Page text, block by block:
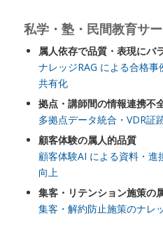
私学・塾・民間教育サ
属人依存で品質・表現にバ
ナレッジRAG による合格事
共有化
拠点・講師間の情報連携不
多拠点データ統合・VDR証
顧客体験の属人的品質
顧客体験AI による資料・進
向上
集客・リテンション施策の
集客・解約防止施策のナレ